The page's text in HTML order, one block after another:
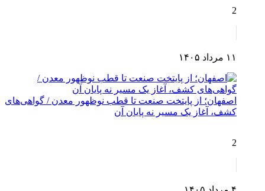
2
۱۱ مرداد ۱۴۰۵
اصفهان؛ از پایتخت صنعت تا قطب نوظهور معدن / گواهی‌های
کشف، آغاز یک مسیر نه پایان آن
2